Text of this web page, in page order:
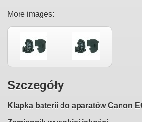
More images:
Szczegóły
Klapka baterii do aparatówCanon